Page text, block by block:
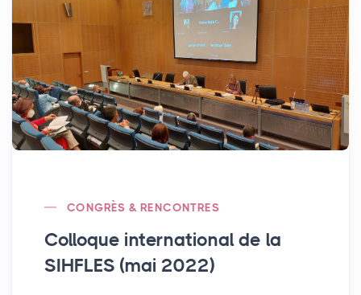
CONGRÈS & RENCONTRES
Colloque international de la
SIHFLES (mai 2022)